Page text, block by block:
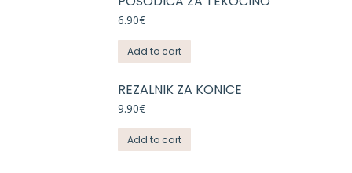
6.90€
Add to cart
REZALNIK ZA KONICE
9.90€
Add to cart